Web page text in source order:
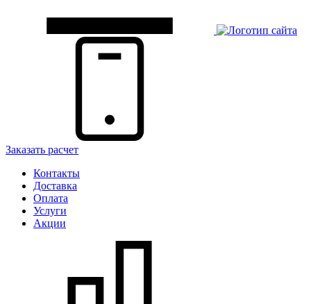
Заказать расчет
Контакты
Доставка
Оплата
Услуги
Акции